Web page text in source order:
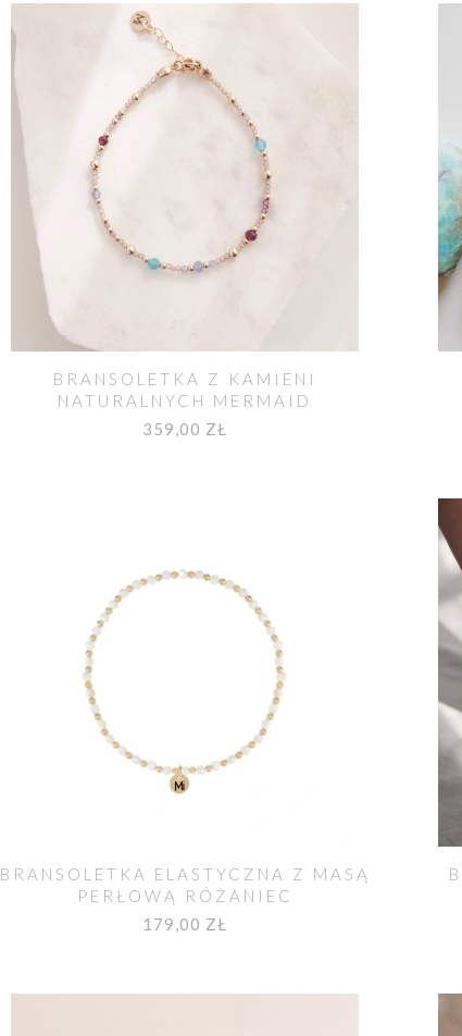
BRANSOLETKA Z KAMIENI
NATURALNYCH MERMAID
359,00 ZŁ
BRANSOLETKA ELASTYCZNA Z MASĄ
PERŁOWĄ RÓŻANIEC
179,00 ZŁ